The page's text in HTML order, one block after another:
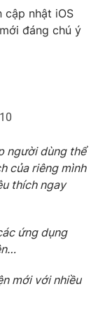
cập nhật iOS
đáng chú ý
người dùng thể
của riêng mình
thích ngay
ứng dụng
mới với nhiều